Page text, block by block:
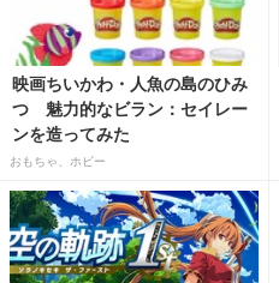
映画ちいかわ・人魚の島のひみ
つ 魅力的なビラン：セイレー
ンを造ってみた
おもちゃ、ホビー